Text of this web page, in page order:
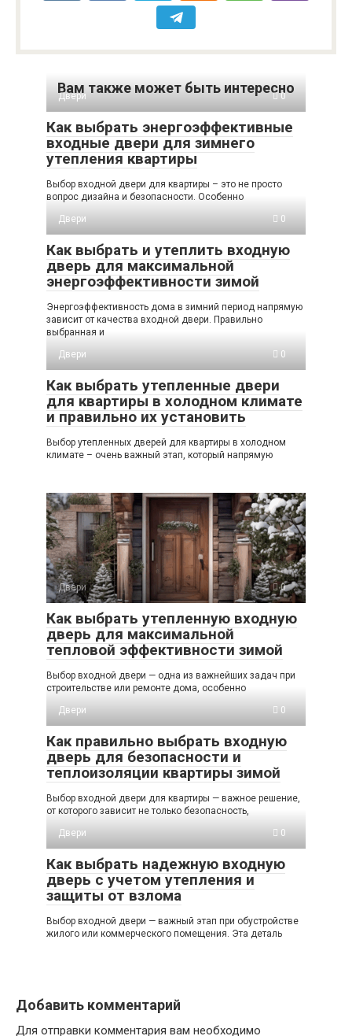
Вам также может быть интересно
Двери 0
Как выбрать энергоэффективные
входные двери для зимнего
утепления квартиры
Выбор входной двери для квартиры – это не просто
вопрос дизайна и безопасности. Особенно
Двери
0
Как выбрать и утеплить входную
дверь для максимальной
энергоэффективности зимой
Энергоэффективность дома в зимний период напрямую
зависит от качества входной двери. Правильно
выбранная и
Двери
0
Как выбрать утепленные двери
для квартиры в холодном климате
и правильно их установить
Выбор утепленных дверей для квартиры в холодном
климате – очень важный этап, который напрямую
Двери 0
Как выбрать утепленную входную
дверь для максимальной
тепловой эффективности зимой
Выбор входной двери — одна из важнейших задач при
строительстве или ремонте дома, особенно
Двери
0
Как правильно выбрать входную
дверь для безопасности и
теплоизоляции квартиры зимой
Выбор входной двери для квартиры — важное решение,
от которого зависит не только безопасность,
Двери
0
Как выбрать надежную входную
дверь с учетом утепления и
защиты от взлома
Выбор входной двери — важный этап при обустройстве
жилого или коммерческого помещения. Эта деталь
Добавить комментарий
Для отправки комментария вам необходимо